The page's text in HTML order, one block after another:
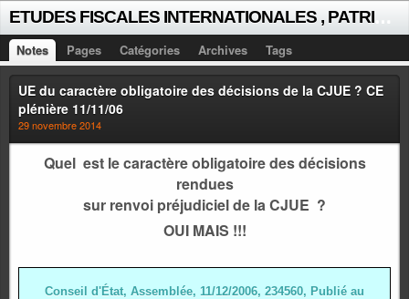
Notes Pages Catégories Archives Tags
UE du caractère obligatoire des décisions de la CJUE ? CE
plénière 11/11/06
29 novembre 2014
Quel est le caractère obligatoire des décisions
rendues
sur renvoi préjudiciel de la CJUE ?
OUI MAIS !!!
Conseil d'État, Assemblée, 11/12/2006, 234560, Publié au